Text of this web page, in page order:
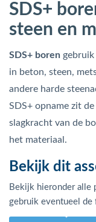
(Expansievaten)
(Fittingen)
(Gereedschap)
(Rookkanalen)
SDS+
steen en
SDS+ boren
in beton, steen,
andere harde
SDS+ opname zit
slagkracht van de
het materiaal.
Bekijk dit
Bekijk hieronder alle
gebruik eventueel